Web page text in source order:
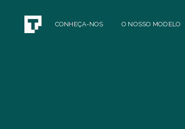
CONHEÇA-NOS O NOSSO MODELO